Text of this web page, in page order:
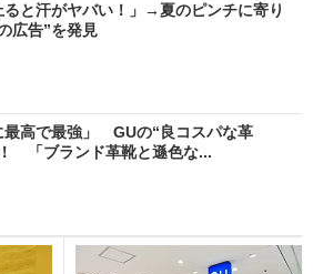
ると汗がヤバい！」→夏のピンチに寄り
広告”を発見
最高で最強」 GUの“良コスパな革
「ブランド革靴と遜色な...